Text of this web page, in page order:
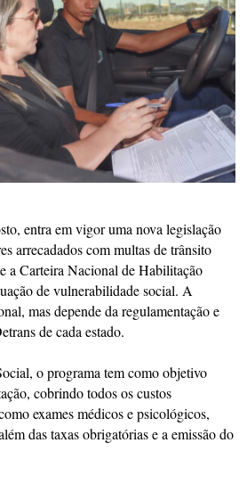
entra em vigor uma nova legislação
arrecadados com multas de trânsito
a Carteira Nacional de Habilitação
de vulnerabilidade social. A
mas depende da regulamentação e
de cada estado.
o programa tem como objetivo
cobrindo todos os custos
exames médicos e psicológicos,
das taxas obrigatórias e a emissão do